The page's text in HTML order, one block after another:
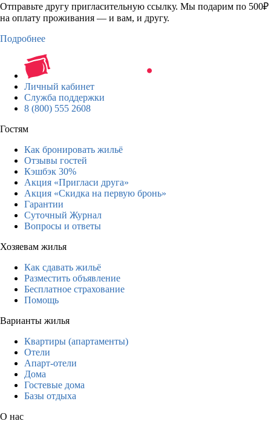
Отправьте другу пригласительную ссылку. Мы подарим по 500₽
на оплату проживания — и вам, и другу.
Подробнее
Личный кабинет
Служба поддержки
8 (800) 555 2608
Гостям
Как бронировать жильё
Отзывы гостей
Кэшбэк 30%
Акция «Пригласи друга»
Акция «Скидка на первую бронь»
Гарантии
Суточный Журнал
Вопросы и ответы
Хозяевам жилья
Как сдавать жильё
Разместить объявление
Бесплатное страхование
Помощь
Варианты жилья
Квартиры (апартаменты)
Отели
Апарт-отели
Дома
Гостевые дома
Базы отдыха
О нас